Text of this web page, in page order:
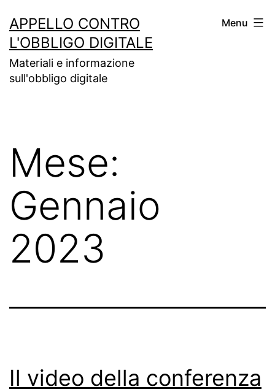
contenuto
APPELLO CONTRO
L'OBBLIGO DIGITALE
Materiali e informazione
sull'obbligo digitale
Menu
Mese:
Gennaio
2023
Il video della conferenza